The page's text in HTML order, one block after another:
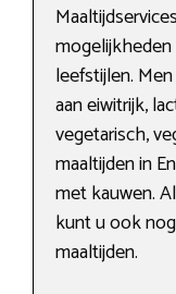
leefstijlen.
aan eiwitrijk,
vegetarisch,
maaltijden in
met kauwen.
kunt u ook
maaltijden.